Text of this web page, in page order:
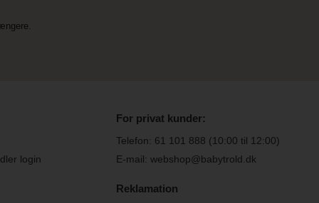
login
For privat kunder:
Telefon: 61 101 888 (10:00 til 12:00)
E-mail: webshop@babytrold.dk
Reklamation